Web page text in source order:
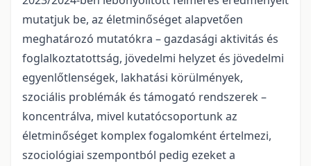
mutatjuk be, az életminőséget alapvetően
meghatározó mutatókra – gazdasági aktivitás és
foglalkoztatottság, jövedelmi helyzet és jövedelmi
egyenlőtlenségek, lakhatási körülmények,
szociális problémák és támogató rendszerek –
koncentrálva, mivel kutatócsoportunk az
életminőséget komplex fogalomként értelmezi,
szociológiai szempontból pedig ezeket a